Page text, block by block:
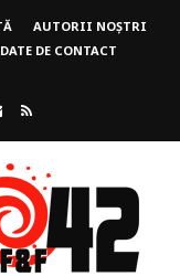
AUTORII NOȘTRI
DATE DE CONTACT